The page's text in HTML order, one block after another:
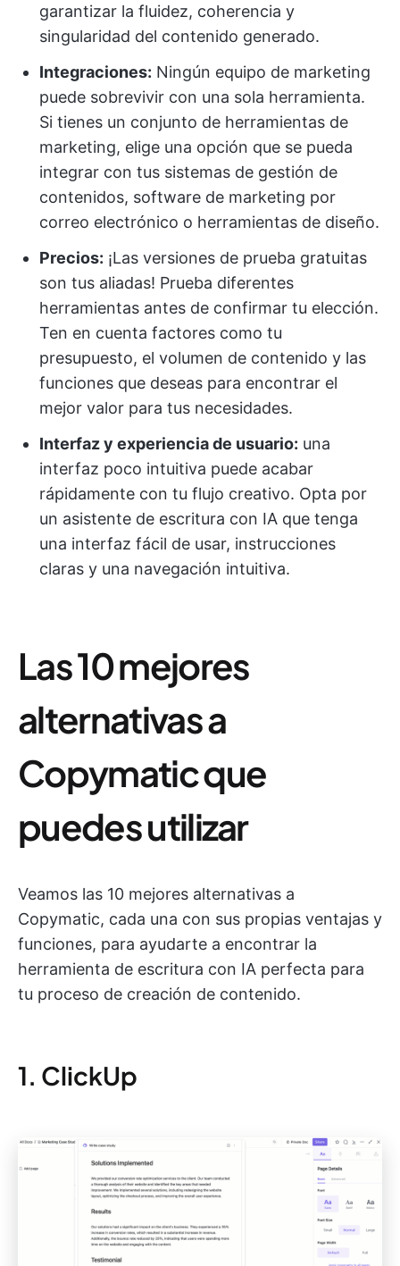
garantizar la fluidez, coherencia y
singularidad del contenido generado.
Integraciones: Ningún equipo de marketing
puede sobrevivir con una sola herramienta.
Si tienes un conjunto de herramientas de
marketing, elige una opción que se pueda
integrar con tus sistemas de gestión de
contenidos, software de marketing por
correo electrónico o herramientas de diseño.
Precios: ¡Las versiones de prueba gratuitas
son tus aliadas! Prueba diferentes
herramientas antes de confirmar tu elección.
Ten en cuenta factores como tu
presupuesto, el volumen de contenido y las
funciones que deseas para encontrar el
mejor valor para tus necesidades.
Interfaz y experiencia de usuario: una
interfaz poco intuitiva puede acabar
rápidamente con tu flujo creativo. Opta por
un asistente de escritura con IA que tenga
una interfaz fácil de usar, instrucciones
claras y una navegación intuitiva.
Las 10 mejores
alternativas a
Copymatic que
puedes utilizar
Veamos las 10 mejores alternativas a
Copymatic, cada una con sus propias ventajas y
funciones, para ayudarte a encontrar la
herramienta de escritura con IA perfecta para
tu proceso de creación de contenido.
1. ClickUp